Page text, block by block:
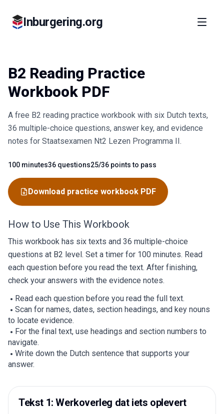
Inburgering.org
B2 Reading Practice
Workbook PDF
A free B2 reading practice workbook with six Dutch texts,
36 multiple-choice questions, answer key, and evidence
notes for Staatsexamen Nt2 Lezen Programma II.
Fact
100 minutes
Fact
36 questions
Fact
25/36 points to pass
Download practice workbook PDF
How to Use This Workbook
This workbook has six texts and 36 multiple-choice
questions at B2 level. Set a timer for 100 minutes. Read
each question before you read the text. After finishing,
check your answers with the evidence notes.
Read each question before you read the full text.
Scan for names, dates, section headings, and key nouns
to locate evidence.
For the final text, use headings and section numbers to
navigate.
Write down the Dutch sentence that supports your
answer.
Tekst 1: Werkoverleg dat iets oplevert